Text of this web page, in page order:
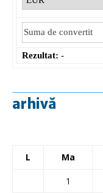
Rezultat: -
arhivă
L Ma
1